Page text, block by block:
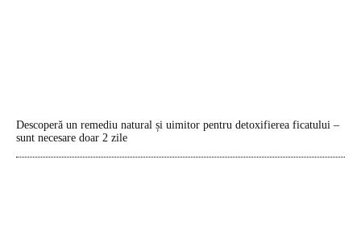
Descoperă un remediu natural și uimitor pentru detoxifierea ficatului –
sunt necesare doar 2 zile